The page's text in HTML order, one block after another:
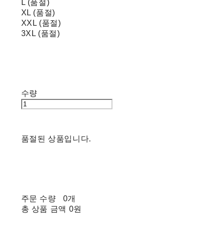
L (품절)
XL (품절)
XXL (품절)
3XL (품절)
수량
품절된 상품입니다.
주문 수량
0개
총 상품 금액 0원